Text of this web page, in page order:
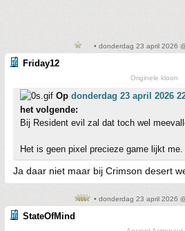
• donderdag 23 april 2026
Friday12
Originele kloon
Op donderdag 23 april 2026
het volgende:
Bij Resident evil zal dat toch wel
Het is geen pixel precieze game lijkt me.
Ja daar niet maar bij Crimson desert
• donderdag 23 april 2026
StateOfMind